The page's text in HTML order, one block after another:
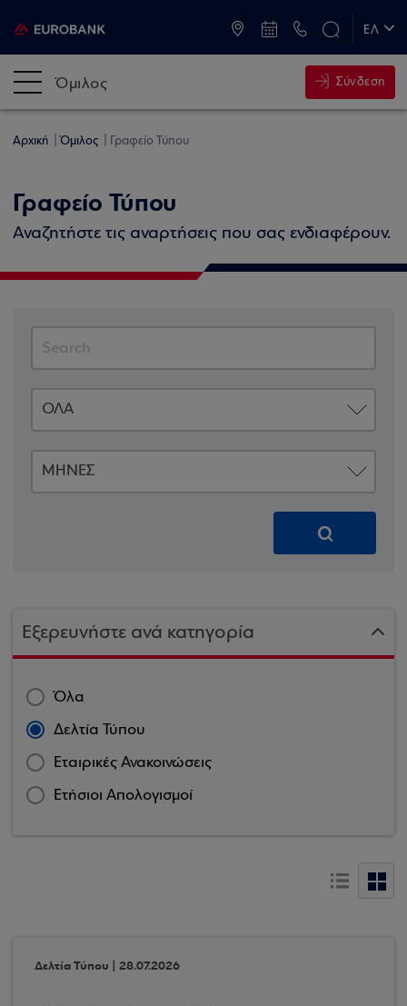
ΕΛ
Όμιλος Σύνδεση
Αρχική Όμιλος Γραφείο Τύπου
Γραφείο Τύπου
Αναζητήστε τις αναρτήσεις που σας ενδιαφέρουν.
Εξερευνήστε ανά κατηγορία
Όλα
Δελτία Τύπου
Εταιρικές Ανακοινώσεις
Ετήσιοι Απολογισμοί
Δελτία Τύπου | 28.07.2026